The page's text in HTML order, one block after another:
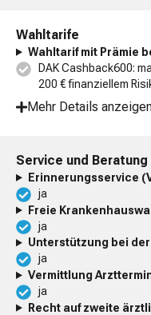
Wahltarife
Wahltarif mit Prämie
DAK Cashback600:
200 € finanziellem
Mehr Details
Service und Beratung
Erinnerungsservice
ja
Freie
ja
Unterstützung bei
ja
Vermittlung
ja
Recht auf zweite